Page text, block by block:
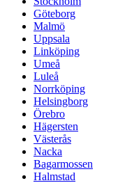
Göteborg
Malmö
Uppsala
Linköping
Umeå
Luleå
Norrköping
Helsingborg
Örebro
Hägersten
Västerås
Nacka
Bagarmossen
Halmstad